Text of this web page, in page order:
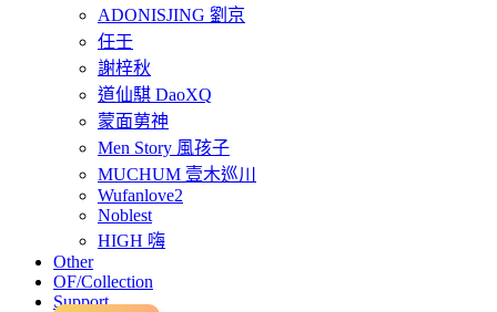
ADONISJING 劉京
任壬
謝梓秋
道仙騏 DaoXQ
蒙面莮神
Men Story 風孩子
MUCHUM 壹木巡川
Wufanlove2
Noblest
HIGH 嗨
Other
OF/Collection
Support